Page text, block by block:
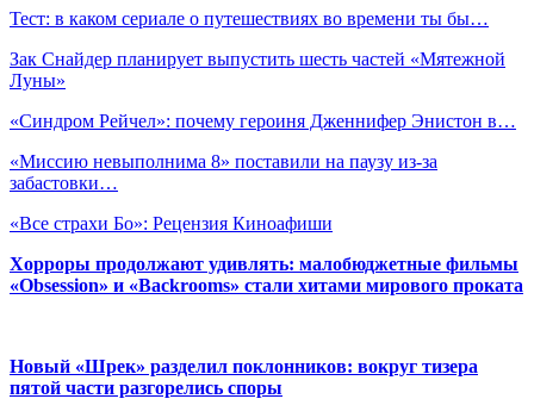
Тест: в каком сериале о путешествиях во времени ты бы…
Зак Снайдер планирует выпустить шесть частей «Мятежной
Луны»
«Синдром Рейчел»: почему героиня Дженнифер Энистон в…
«Миссию невыполнима 8» поставили на паузу из-за
забастовки…
«Все страхи Бо»: Рецензия Киноафиши
Хорроры продолжают удивлять: малобюджетные фильмы
«Obsession» и «Backrooms» стали хитами мирового проката
Новый «Шрек» разделил поклонников: вокруг тизера
пятой части разгорелись споры